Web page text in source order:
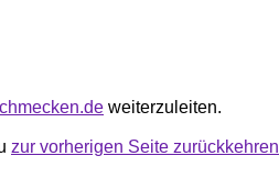
weiterzuleiten.
zur vorherigen Seite zurückkehren